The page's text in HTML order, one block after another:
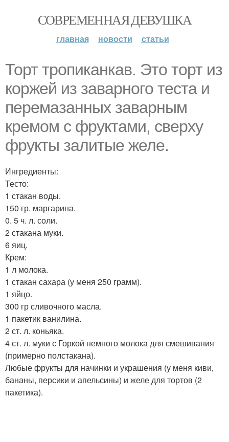
СОВРЕМЕННАЯ ДЕВУШКА
главная новости статьи
Торт тропиканкав. Это торт из
коржей из заварного теста и
перемазанных заварным
кремом с фруктами, сверху
фрукты залитые желе.
Ингредиенты:
Тесто:
1 стакан воды.
150 гр. маргарина.
0. 5 ч. л. соли.
2 стакана муки.
6 яиц.
Крем:
1 л молока.
1 стакан сахара (у меня 250 грамм).
1 яйцо.
300 гр сливочного масла.
1 пакетик ванилина.
2 ст. л. коньяка.
4 ст. л. муки с Горкой немного молока для смешивания
(примерно полстакана).
Любые фрукты для начинки и украшения (у меня киви,
бананы, персики и апельсины) и желе для тортов (2
пакетика).